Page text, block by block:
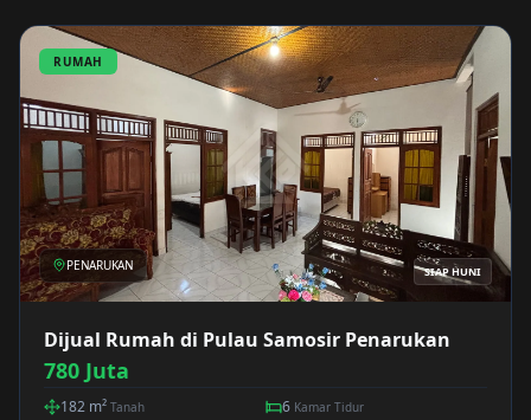
RUMAH
PENARUKAN SIAP HUNI
Dijual Rumah di Pulau Samosir Penarukan
780 Juta
182 m² Tanah 6 Kamar Tidur